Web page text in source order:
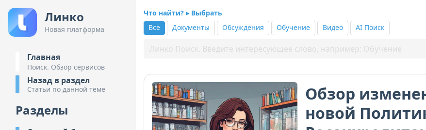
Линко
Новая платформа
Главная
Поиск. Обзор сервисов
Назад в раздел
Статьи по данной теме
Разделы
Что найти? ▸ Выбрать
Всё
Документы Обсуждения Обучение Видео AI Поиск
Обзор
новой